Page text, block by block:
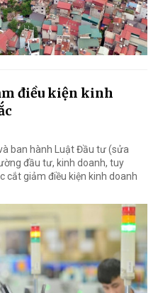
điều kiện kinh
ban hành Luật Đầu tư (sửa
đầu tư, kinh doanh, tuy
cắt giảm điều kiện kinh doanh